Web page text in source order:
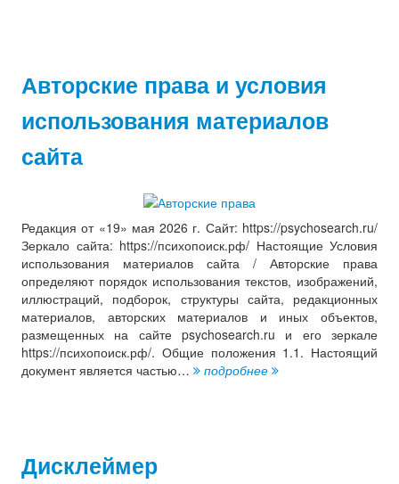
Авторские права и условия
использования материалов
сайта
Редакция от «19» мая 2026 г. Сайт: https://psychosearch.ru/
Зеркало сайта: https://психопоиск.рф/ Настоящие Условия
использования материалов сайта / Авторские права
определяют порядок использования текстов, изображений,
иллюстраций, подборок, структуры сайта, редакционных
материалов, авторских материалов и иных объектов,
размещенных на сайте psychosearch.ru и его зеркале
https://психопоиск.рф/. Общие положения 1.1. Настоящий
документ является частью…
подробнее
Дисклеймер